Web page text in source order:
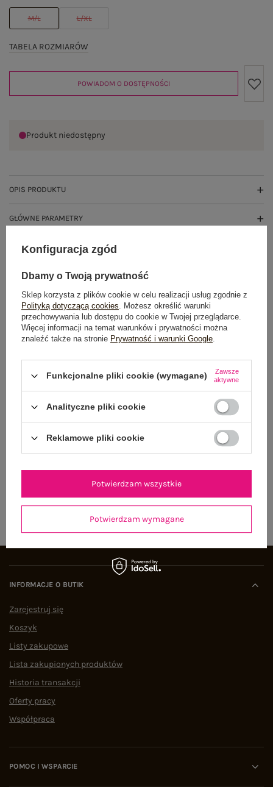
M/L L/XL
TABELA ROZMIARÓW
POWIADOM O DOSTĘPNOŚCI
Produkt niedostępny
OPIS PRODUKTU
GŁÓWNE PARAMETRY
OPINIE O PRODUKCIE (1)
WYSYŁKA I DOSTAWA
ZWROTY I REKLAMACJE
NEWSLETTER
Zapisz się do naszego newslettera i otrzymaj 15% zniżki na
ZAPISZ SIĘ
INFORMACJE O BUTIK
Zarejestruj się
Koszyk
Listy zakupowe
Lista zakupionych produktów
Historia transakcji
Oferty pracy
Współpraca
POMOC I WSPARCIE
Konfiguracja zgód
Dbamy o Twoją prywatność
Sklep korzysta z plików cookie w celu realizacji usług zgodnie z
Polityką dotyczącą cookies. Możesz określić warunki
przechowywania lub dostępu do cookie w Twojej przeglądarce.
Więcej informacji na temat warunków i prywatności można
znaleźć także na stronie Prywatność i warunki Google.
Funkcjonalne pliki cookie (wymagane)
Zawsze
aktywne
Analityczne pliki cookie
Reklamowe pliki cookie
Potwierdzam wymagane
Potwierdzam wszystkie